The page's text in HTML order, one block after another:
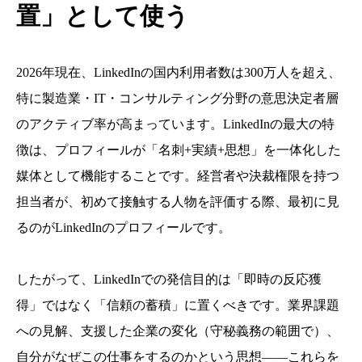
置」として使う
2026年現在、LinkedInの国内利用者数は300万人を超え、
特に製造業・IT・コンサルティング分野の意思決定者層
のアクティブ率が高まっています。LinkedInの最大の特
徴は、プロフィールが「名刺+実績+思想」を一体化した
媒体として機能することです。経営者や決裁権限を持つ
担当者が、初めて接触する人物を評価する際、最初に見
るのがLinkedInのプロフィールです。
したがって、LinkedInでの発信目的は「即時の反応獲
得」ではなく「信頼の蓄積」に置くべきです。業界課題
への見解、支援した企業の変化（守秘義務の範囲で）、
自分がなぜこの仕事をするのかという思想——これらを